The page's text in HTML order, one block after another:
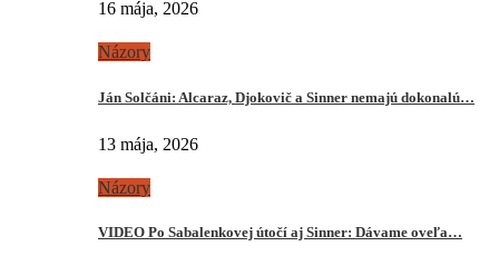
16 mája, 2026
Názory
Ján Solčáni: Alcaraz, Djokovič a Sinner nemajú dokonalú…
13 mája, 2026
Názory
VIDEO Po Sabalenkovej útočí aj Sinner: Dávame oveľa…